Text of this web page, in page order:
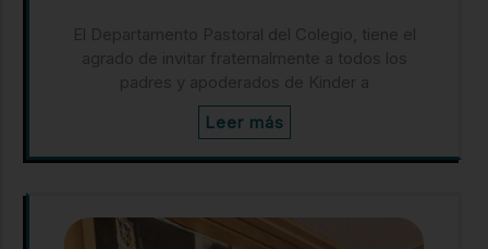
El Departamento Pastoral del Colegio, tiene el
agrado de invitar fraternalmente a todos los
padres y apoderados de Kinder a
Leer más